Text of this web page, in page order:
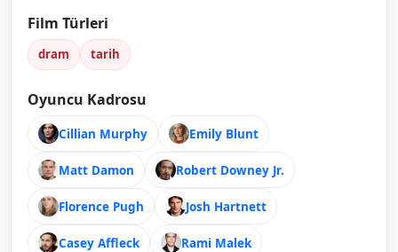
Film Türleri
dram tarih
Oyuncu Kadrosu
Cillian Murphy Emily Blunt
Matt Damon Robert Downey Jr.
Florence Pugh Josh Hartnett
Casey Affleck Rami Malek